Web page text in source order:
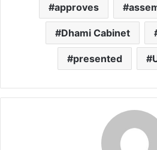
approves
Dhami Cabinet
presented